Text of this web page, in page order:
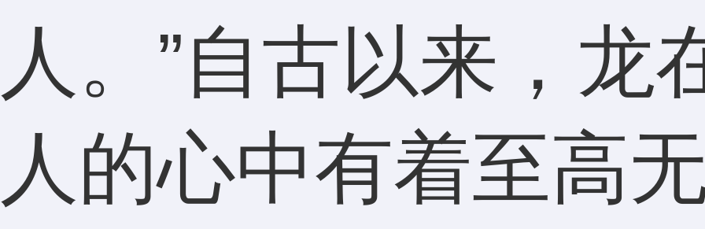
人。”自古以来，龙
人的心中有着至高